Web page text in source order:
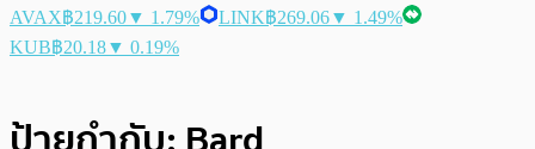
AVAX฿219.60▼ 1.79% LINK฿269.06▼ 1.49%
KUB฿20.18▼ 0.19%